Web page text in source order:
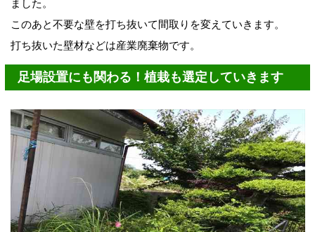
ました。
このあと不要な壁を打ち抜いて間取りを変えていきます。
打ち抜いた壁材などは産業廃棄物です。
足場設置にも関わる！植栽も選定していきます